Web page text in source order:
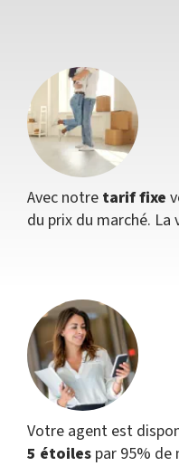
Avec notre tarif fixe
du prix du marché.
Votre agent est
5 étoiles par 95% de